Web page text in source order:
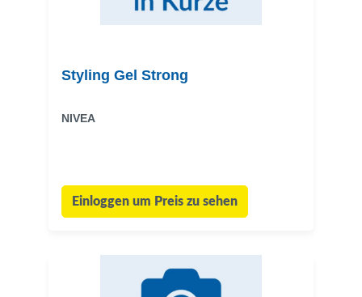
Styling Gel Strong
NIVEA
Einloggen um Preis zu sehen